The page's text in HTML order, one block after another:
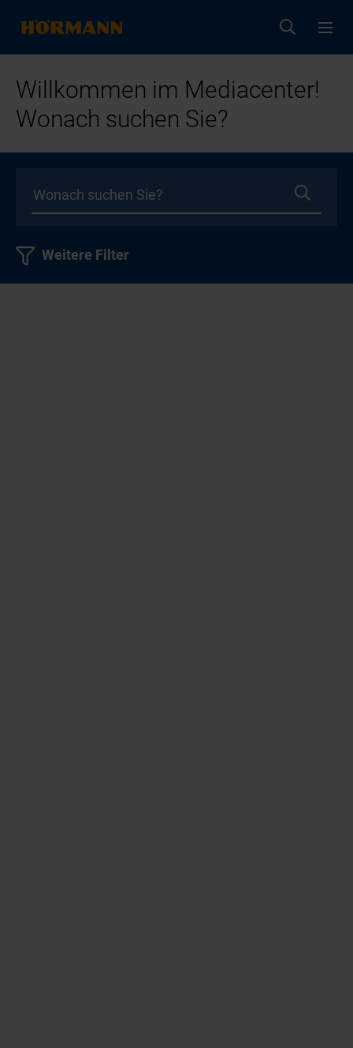
Willkommen im Mediacenter!
Wonach suchen Sie?
Weitere Filter